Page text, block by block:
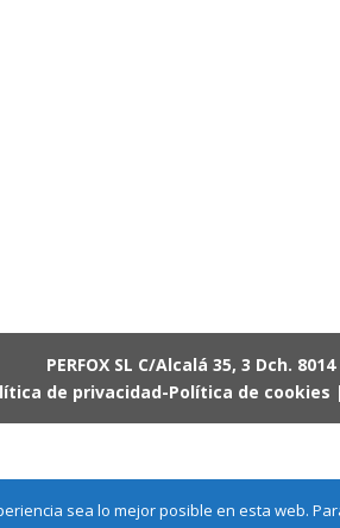
PERFOX SL C/Alcalá 35, 3 Dch.
de privacidad-Política de cookies
sea lo mejor posible en esta web.